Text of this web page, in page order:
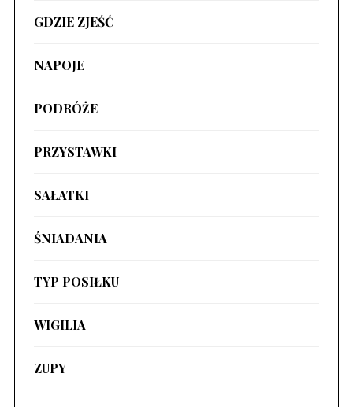
GDZIE ZJEŚĆ
NAPOJE
PODRÓŻE
PRZYSTAWKI
SAŁATKI
ŚNIADANIA
TYP POSIŁKU
WIGILIA
ZUPY